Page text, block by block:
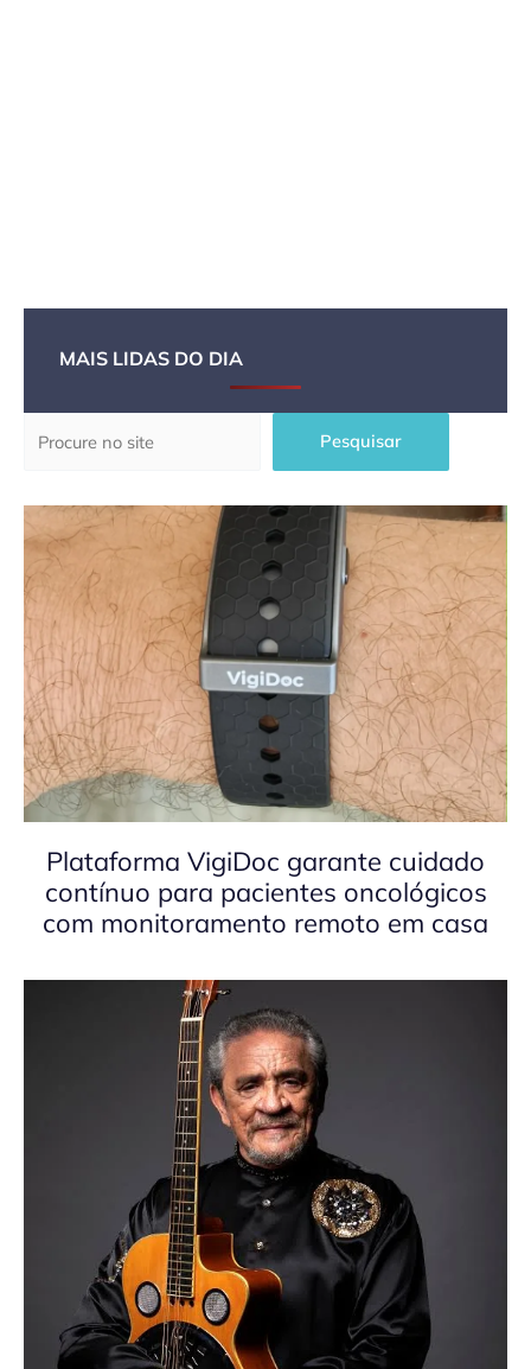
MAIS LIDAS DO DIA
Pesquisar
Plataforma VigiDoc garante cuidado
contínuo para pacientes oncológicos
com monitoramento remoto em casa